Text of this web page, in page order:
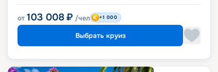
от 103 008 ₽ /чел +1 000
Выбрать круиз